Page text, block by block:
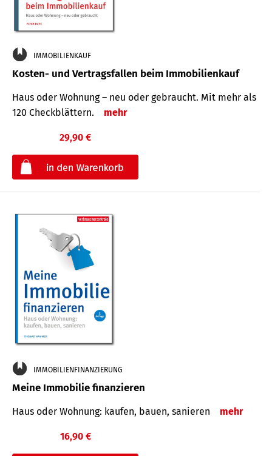
IMMOBILIENKAUF
Kosten- und Vertragsfallen beim Immobilienkauf
Haus oder Wohnung – neu oder gebraucht. Mit mehr als
120 Check­blättern.
mehr
29,90 €
IMMOBILIENFINANZIERUNG
Meine Immobilie finanzieren
Haus oder Wohnung: kaufen, bauen, sanieren mehr
16,90 €